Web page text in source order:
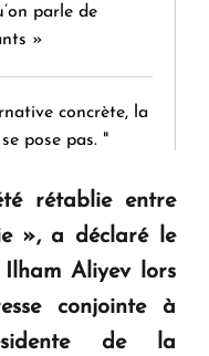
parle de
»
concrète, la
pose pas. "
et d'avenir
d'Arménie
rétablie entre
», a déclaré le
Aliyev lors
conjointe à
de la